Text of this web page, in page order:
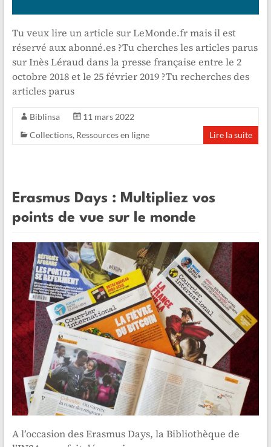
Tu veux lire un article sur LeMonde.fr mais il est
réservé aux abonné.es ?Tu cherches les articles parus
sur Inès Léraud dans la presse française entre le 2
octobre 2018 et le 25 février 2019 ?Tu recherches des
articles parus
Biblinsa
11 mars 2022
Collections, Ressources en ligne Lire la suite
Erasmus Days : Multipliez vos
points de vue sur le monde
A l’occasion des Erasmus Days, la Bibliothèque de